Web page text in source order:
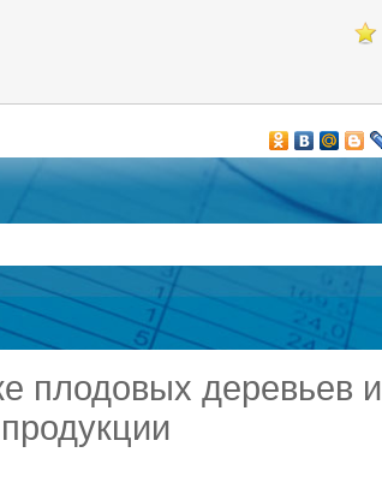
плодовых деревьев и